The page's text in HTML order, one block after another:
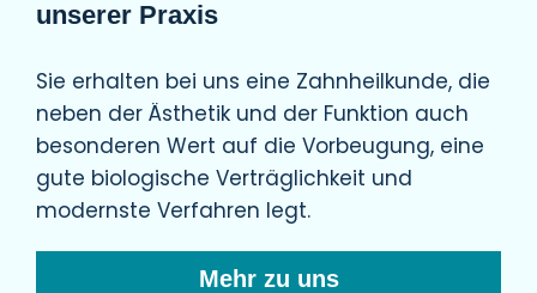
unserer Praxis
Sie erhalten bei uns eine Zahnheilkunde, die
neben der Ästhetik und der Funktion auch
besonderen Wert auf die Vorbeugung, eine
gute biologische Verträglichkeit und
modernste Verfahren legt.
Mehr zu uns